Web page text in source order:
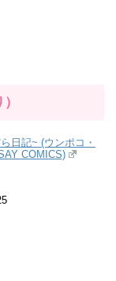
日記~ (ウンポコ・
COMICS)